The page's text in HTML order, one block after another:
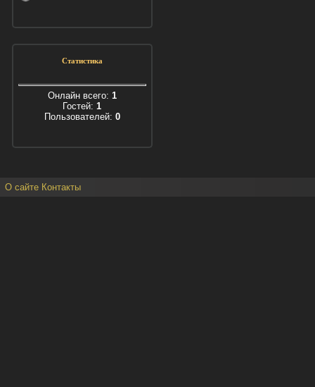
Статистика
Онлайн всего: 1
Гостей: 1
Пользователей: 0
О сайте Контакты